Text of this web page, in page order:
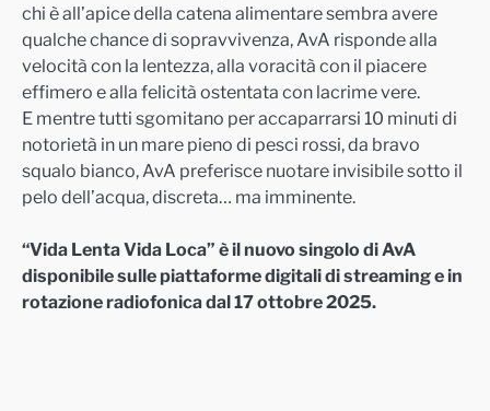
chi è all’apice della catena alimentare sembra avere
qualche chance di sopravvivenza, AvA risponde alla
velocità con la lentezza, alla voracità con il piacere
effimero e alla felicità ostentata con lacrime vere.
E mentre tutti sgomitano per accaparrarsi 10 minuti di
notorietà in un mare pieno di pesci rossi, da bravo
squalo bianco, AvA preferisce nuotare invisibile sotto il
pelo dell’acqua, discreta… ma imminente.
“Vida Lenta Vida Loca” è il nuovo singolo di AvA
disponibile sulle piattaforme digitali di streaming e in
rotazione radiofonica dal 17 ottobre 2025.